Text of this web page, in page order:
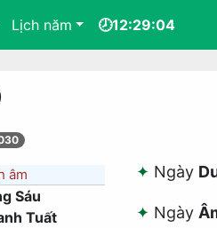
Lịch năm 🕗12:29:04
âm
Sáu
Tuất
Ngày
Ngày